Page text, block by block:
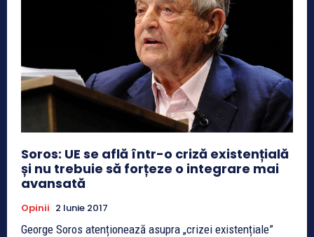
Soros: UE se află într-o criză existențială
și nu trebuie să forțeze o integrare mai
avansată
Opinii 2 Iunie 2017
George Soros atenționează asupra „crizei existențiale”